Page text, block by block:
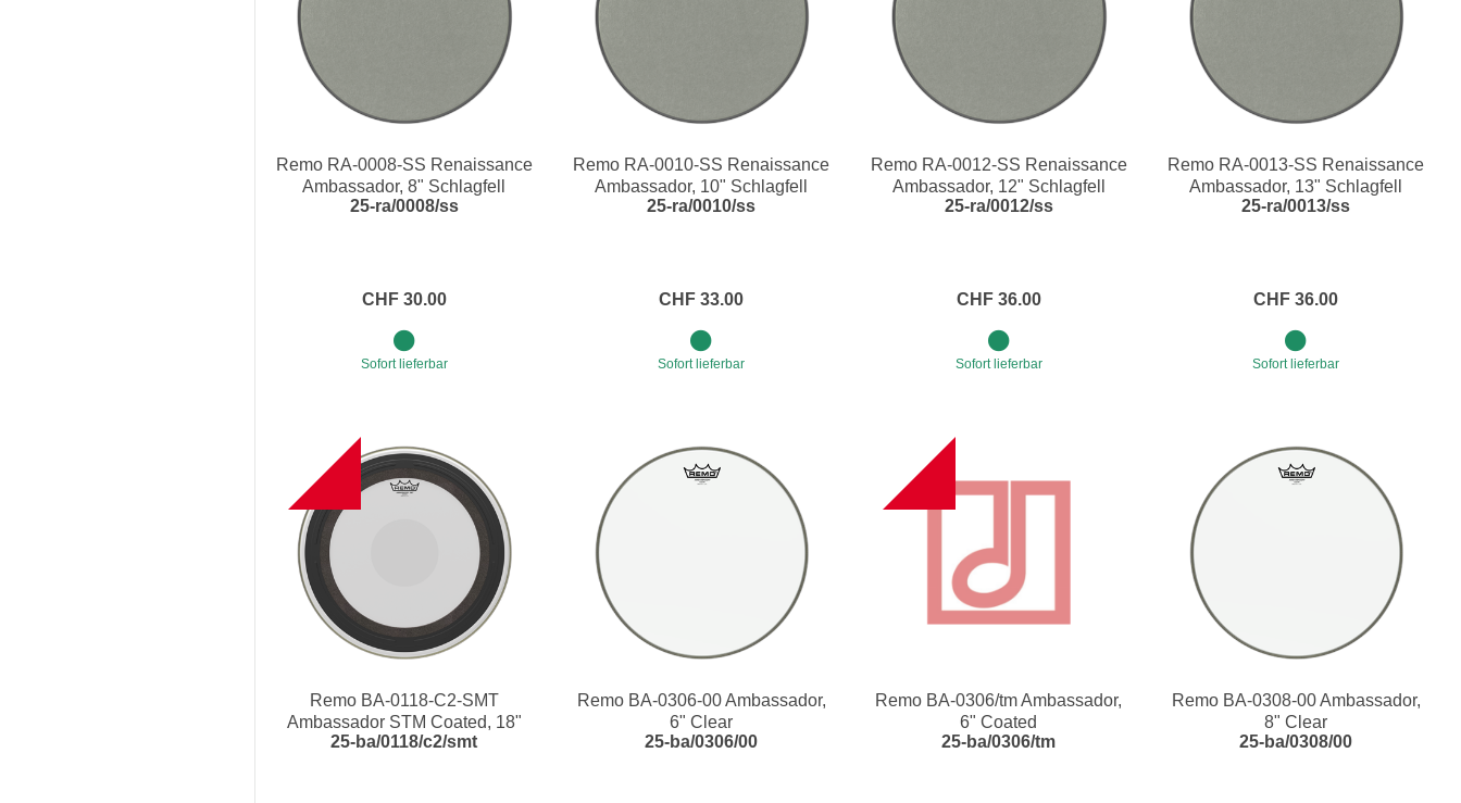
Remo RA-0008-SS Renaissance
Ambassador, 8" Schlagfell
25-ra/0008/ss
CHF 30.00
Sofort lieferbar
Remo RA-0010-SS Renaissance
Ambassador, 10" Schlagfell
25-ra/0010/ss
CHF 33.00
Sofort lieferbar
Remo RA-0012-SS Renaissance
Ambassador, 12" Schlagfell
25-ra/0012/ss
CHF 36.00
Sofort lieferbar
Remo RA-0013-SS Renaissance
Ambassador, 13" Schlagfell
25-ra/0013/ss
CHF 36.00
Sofort lieferbar
Remo BA-0118-C2-SMT
Ambassador STM Coated, 18"
Schlagfell
25-ba/0118/c2/smt
Remo BA-0306-00 Ambassador,
6" Clear
25-ba/0306/00
Remo BA-0306/tm Ambassador,
6" Coated
25-ba/0306/tm
Remo BA-0308-00 Ambassador,
8" Clear
25-ba/0308/00